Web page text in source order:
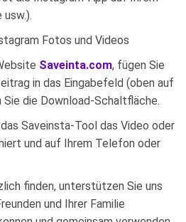
usw.).
Fotos und Videos
Saveinta.com, fügen Sie
in das Eingabefeld (oben auf
die Download-Schaltfläche.
Saveinsta-Tool das Video oder
und auf Ihrem Telefon oder
finden, unterstützen Sie uns
und Ihrer Familie